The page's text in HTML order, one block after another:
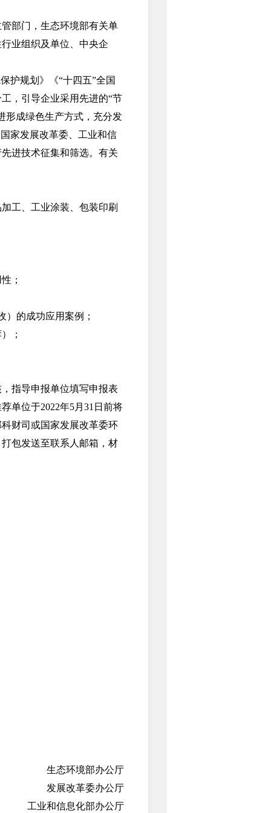
部门，生态环境部有关单
业组织及单位、中央企
规划》《“十四五”全国
，引导企业采用先进的“节
形成绿色生产方式，充分发
家发展改革委、工业和信
进技术征集和筛选。有关
工、工业涂装、包装印刷
；
的成功应用案例；
；
指导申报单位填写申报表
单位于2022年5月31日前将
财司或国家发展改革委环
包发送至联系人邮箱，材
生态环境部办公厅
发展改革委办公厅
工业和信息化部办公厅